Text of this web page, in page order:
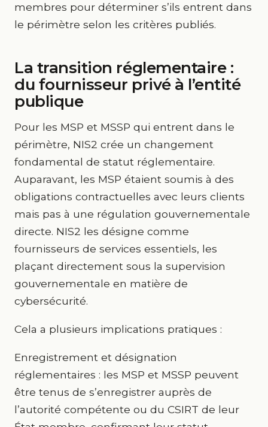
membres pour déterminer s’ils entrent dans
le périmètre selon les critères publiés.
La transition réglementaire :
du fournisseur privé à l’entité
publique
Pour les MSP et MSSP qui entrent dans le
périmètre, NIS2 crée un changement
fondamental de statut réglementaire.
Auparavant, les MSP étaient soumis à des
obligations contractuelles avec leurs clients
mais pas à une régulation gouvernementale
directe. NIS2 les désigne comme
fournisseurs de services essentiels, les
plaçant directement sous la supervision
gouvernementale en matière de
cybersécurité.
Cela a plusieurs implications pratiques :
Enregistrement et désignation
réglementaires : les MSP et MSSP peuvent
être tenus de s’enregistrer auprès de
l’autorité compétente ou du CSIRT de leur